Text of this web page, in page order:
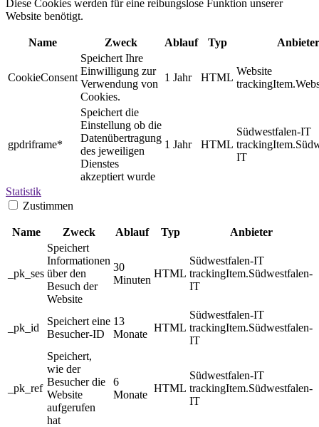
Diese Cookies werden für eine reibungslose Funktion unserer
Website benötigt.
Name Zweck Ablauf Typ Anbieter
CookieConsent
Speichert Ihre
Einwilligung zur
Verwendung von
Cookies.
1 Jahr HTML
Website
gpdriframe*
Speichert die
Einstellung ob die
Datenübertragung
des jeweiligen
Dienstes
akzeptiert wurde
1 Jahr HTML
Südwestfalen-IT
IT
Statistik
Zustimmen
Name Zweck Ablauf Typ Anbieter
_pk_ses
Speichert
Informationen
über den
Besuch der
Website
30
Minuten
HTML
Südwestfalen-IT
trackingItem.Südwestfalen-
IT
_pk_id
Speichert eine
Besucher-ID
13
Monate
HTML
Südwestfalen-IT
trackingItem.Südwestfalen-
IT
_pk_ref
Speichert,
wie der
Besucher die
Website
aufgerufen
hat
6
Monate
HTML
Südwestfalen-IT
trackingItem.Südwestfalen-
IT